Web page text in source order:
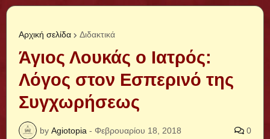
Αρχική σελίδα Διδακτικά
Άγιος Λουκάς ο Ιατρός:
Λόγος στον Εσπερινό της
Συγχωρήσεως
by Agiotopia - Φεβρουαρίου 18, 2018 0